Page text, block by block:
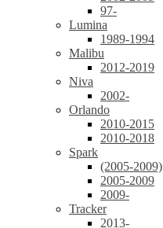
97-
Lumina
1989-1994
Malibu
2012-2019
Niva
2002-
Orlando
2010-2015
2010-2018
Spark
(2005-2009)
2005-2009
2009-
Tracker
2013-